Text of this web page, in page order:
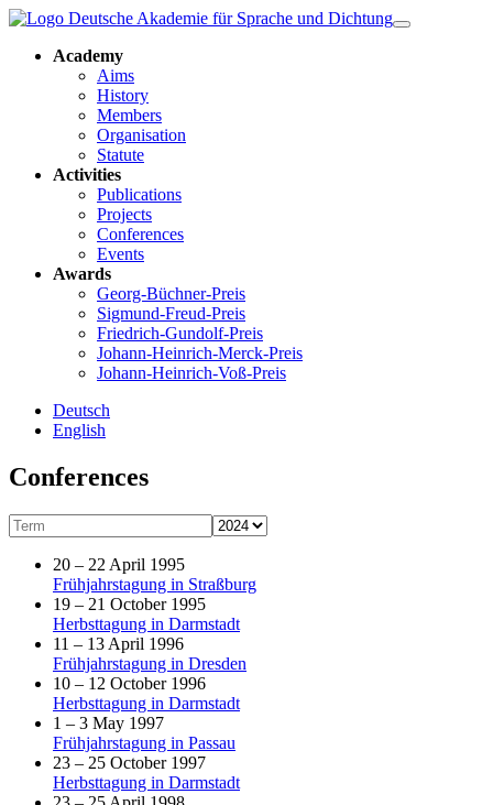
Academy
Aims
History
Members
Organisation
Statute
Activities
Publications
Projects
Conferences
Events
Awards
Georg-Büchner-Preis
Sigmund-Freud-Preis
Friedrich-Gundolf-Preis
Johann-Heinrich-Merck-Preis
Johann-Heinrich-Voß-Preis
Deutsch
English
Conferences
20 – 22 April 1995
Frühjahrstagung in Straßburg
19 – 21 October 1995
Herbsttagung in Darmstadt
11 – 13 April 1996
Frühjahrstagung in Dresden
10 – 12 October 1996
Herbsttagung in Darmstadt
1 – 3 May 1997
Frühjahrstagung in Passau
23 – 25 October 1997
Herbsttagung in Darmstadt